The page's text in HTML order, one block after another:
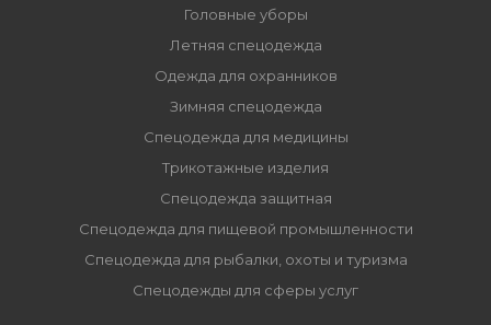
Головные уборы
Летняя спецодежда
Одежда для охранников
Зимняя спецодежда
Спецодежда для медицины
Трикотажные изделия
Спецодежда защитная
Спецодежда для пищевой промышленности
Спецодежда для рыбалки, охоты и туризма
Спецодежды для сферы услуг